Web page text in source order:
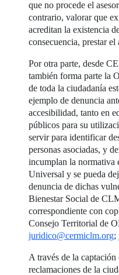
que no procede el
contrario, valorar que
acreditan la existencia
consecuencia, prestar el
Por otra parte, desde
también forma parte la
de toda la ciudadanía
ejemplo de denuncia
accesibilidad, tanto en
públicos para su
servir para identificar
personas asociadas, y
incumplan la normativa
Universal y se pueda
denuncia de dichas
Bienestar Social de
correspondiente con
Consejo Territorial de
juridico@cermiclm.org;
A través de la
reclamaciones de la